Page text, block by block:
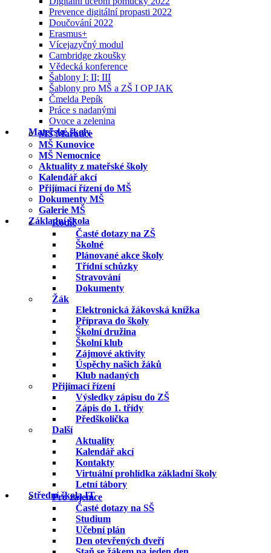
Prevence digitální propasti 2022
Doučování 2022
Erasmus+
Vícejazyčný modul
Cambridge zkoušky
Vědecká konference
Šablony I; II; III
Šablony pro MŠ a ZŠ I OP JAK
Čmelda Pepík
Práce s nadanými
Ovoce a zelenina
Mateřské školy
MŠ Mařatice
MŠ Kunovice
MŠ Nemocnice
Aktuality z mateřské školy
Kalendář akcí
Přijímací řízení do MŠ
Dokumenty MŠ
Galerie MŠ
Základní škola
Rodič
Časté dotazy na ZŠ
Školné
Plánované akce školy
Třídní schůzky
Stravování
Dokumenty
Žák
Elektronická žákovská knížka
Příprava do školy
Školní družina
Školní klub
Zájmové aktivity
Úspěchy našich žáků
Klub nadaných
Přijímací řízení
Výsledky zápisu do ZŠ
Zápis do 1. třídy
Předškolička
Další
Aktuality
Kalendář akcí
Kontakty
Virtuální prohlídka základní školy
Letní tábory
Střední škola IT
Pro zájemce
Časté dotazy na SŠ
Studium
Učební plán
Den otevřených dveří